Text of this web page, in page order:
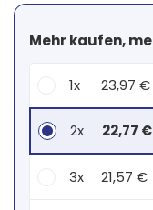
Mehr kaufen,
1x 23,97 €
2x 22,77 €
3x 21,57 €